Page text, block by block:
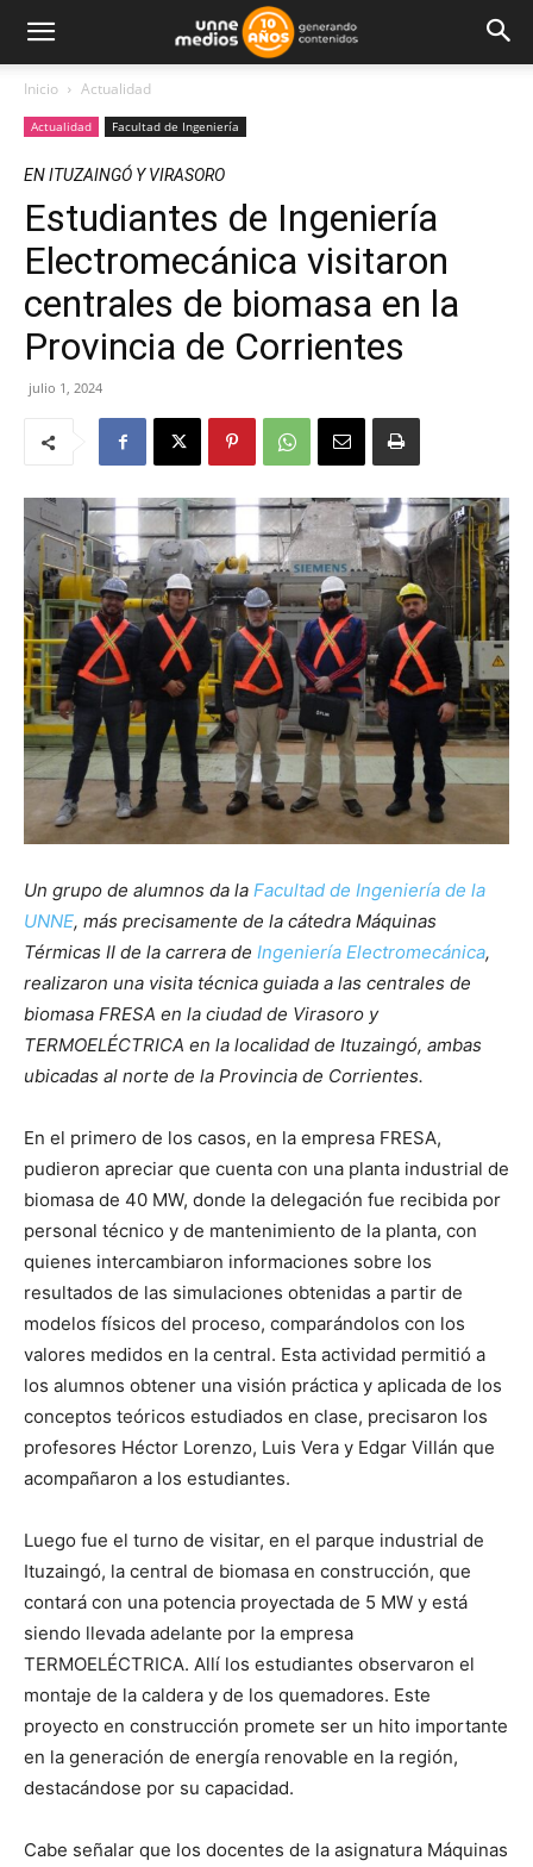
Inicio Actualidad
Actualidad Facultad de Ingeniería
EN ITUZAINGÓ Y VIRASORO
Estudiantes de Ingeniería
Electromecánica visitaron
centrales de biomasa en la
Provincia de Corrientes
julio 1, 2024
Un grupo de alumnos da la Facultad de Ingeniería de la
UNNE, más precisamente de la cátedra Máquinas
Térmicas II de la carrera de Ingeniería Electromecánica,
realizaron una visita técnica guiada a las centrales de
biomasa FRESA en la ciudad de Virasoro y
TERMOELÉCTRICA en la localidad de Ituzaingó, ambas
ubicadas al norte de la Provincia de Corrientes.
En el primero de los casos, en la empresa FRESA,
pudieron apreciar que cuenta con una planta industrial de
biomasa de 40 MW, donde la delegación fue recibida por
personal técnico y de mantenimiento de la planta, con
quienes intercambiaron informaciones sobre los
resultados de las simulaciones obtenidas a partir de
modelos físicos del proceso, comparándolos con los
valores medidos en la central. Esta actividad permitió a
los alumnos obtener una visión práctica y aplicada de los
conceptos teóricos estudiados en clase, precisaron los
profesores Héctor Lorenzo, Luis Vera y Edgar Villán que
acompañaron a los estudiantes.
Luego fue el turno de visitar, en el parque industrial de
Ituzaingó, la central de biomasa en construcción, que
contará con una potencia proyectada de 5 MW y está
siendo llevada adelante por la empresa
TERMOELÉCTRICA. Allí los estudiantes observaron el
montaje de la caldera y de los quemadores. Este
proyecto en construcción promete ser un hito importante
en la generación de energía renovable en la región,
destacándose por su capacidad.
Cabe señalar que los docentes de la asignatura Máquinas